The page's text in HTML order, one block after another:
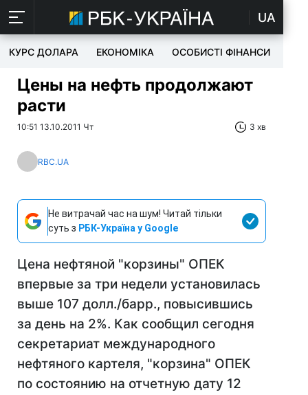
UA
КУРС ДОЛАРА ЕКОНОМІКА ОСОБИСТІ ФІНАНСИ
Цены на нефть продолжают
расти
10:51 13.10.2011 Чт 3 хв
RBC.UA
Не витрачай час на шум! Читай тільки
суть з РБК-Україна у Google
Цена нефтяной "корзины" ОПЕК
впервые за три недели установилась
выше 107 долл./барр., повысившись
за день на 2%. Как сообщил сегодня
секретариат международного
нефтяного картеля, "корзина" ОПЕК
по состоянию на отчетную дату 12